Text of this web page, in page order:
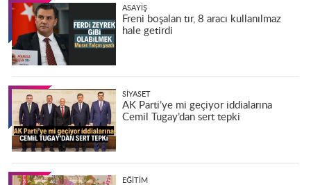
ASAYIŞ
Freni boşalan tır, 8 aracı kullanılmaz
hale getirdi
SIYASET
AK Parti’ye mi geçiyor iddialarına
Cemil Tugay’dan sert tepki
EĞITIM